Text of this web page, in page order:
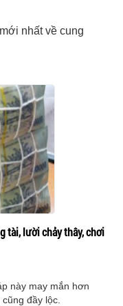
nhất về cung
tài, lười chảy thây, chơi
này may mắn hơn
đầy lộc.